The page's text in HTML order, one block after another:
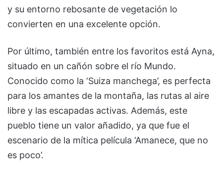
y su entorno rebosante de vegetación lo
convierten en una excelente opción.
Por último, también entre los favoritos está Ayna,
situado en un cañón sobre el río Mundo.
Conocido como la ‘Suiza manchega’, es perfecta
para los amantes de la montaña, las rutas al aire
libre y las escapadas activas. Además, este
pueblo tiene un valor añadido, ya que fue el
escenario de la mítica película ‘Amanece, que no
es poco’.